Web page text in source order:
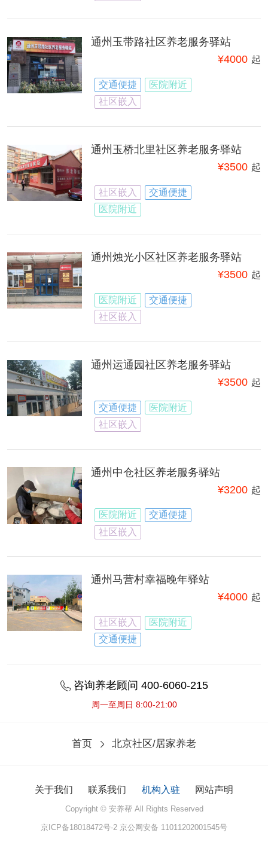
通州玉带路社区养老服务驿站
交通便捷
医院附近
社区嵌入
¥4000 起
通州玉桥北里社区养老服务驿站
社区嵌入
交通便捷
医院附近
¥3500 起
通州烛光小区社区养老服务驿站
医院附近
交通便捷
社区嵌入
¥3500 起
通州运通园社区养老服务驿站
交通便捷
医院附近
社区嵌入
¥3500 起
通州中仓社区养老服务驿站
医院附近
交通便捷
社区嵌入
¥3200 起
通州马营村幸福晚年驿站
社区嵌入
医院附近
交通便捷
¥4000 起
咨询养老顾问 400-6060-215
周一至周日 8:00-21:00
首页 北京社区/居家养老
关于我们 联系我们 机构入驻 网站声明
Copyright © 安养帮 All Rights Reserved
京ICP备18018472号-2 京公网安备 11011202001545号